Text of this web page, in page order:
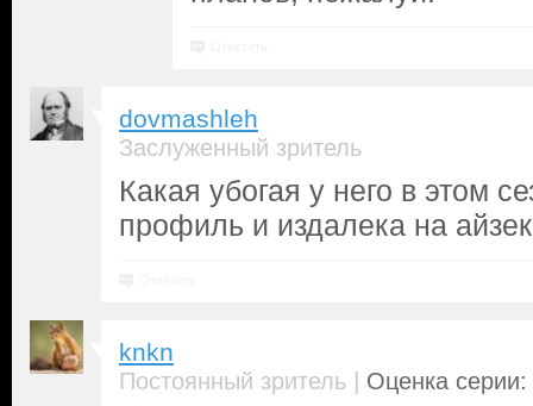
dovmashleh
Заслуженный зритель
Какая убогая у него в этом
профиль и издалека на
knkn
Постоянный зритель | Оценка серии: